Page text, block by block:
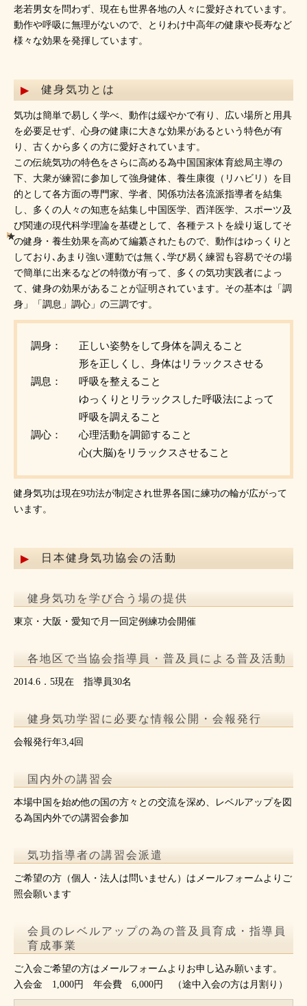
老若男女を問わず、現在も世界各地の人々に愛好されています。
動作や呼吸に無理がないので、とりわけ中高年の健康や長寿など
様々な効果を発揮しています。
健身気功とは
気功は簡単で易しく学べ、動作は緩やかで有り、広い場所と用具
を必要足せず、心身の健康に大きな効果があるという特色が有
り、古くから多くの方に愛好されています。
この伝統気功の特色をさらに高める為中国国家体育総局主導の
下、大衆が練習に参加して強身健体、養生康復（リハビリ）を目
的として各方面の専門家、学者、関係功法各流派指導者を結集
し、多くの人々の知恵を結集し中国医学、西洋医学、スポーツ及
び関連の現代科学理論を基礎として、各種テストを繰り返してそ
の健身・養生効果を高めて編纂されたもので、動作はゆっくりと
しており､あまり強い運動では無く､学び易く練習も容易でその場
で簡単に出来るなどの特徴が有って、多くの気功実践者によっ
て、健身の効果があることが証明されています。その基本は「調
身」「調息」調心」の三調です。
調身：
正しい姿勢をして身体を調えること
形を正しくし、身体はリラックスさせる
調息：
呼吸を整えること
ゆっくりとリラックスした呼吸法によって
呼吸を調えること
調心：
心理活動を調節すること
心(大脳)をリラックスさせること
健身気功は現在9功法が制定され世界各国に練功の輪が広がって
います。
日本健身気功協会の活動
健身気功を学び合う場の提供
東京・大阪・愛知で月一回定例練功会開催
各地区で当協会指導員・普及員による普及活動
2014.6．5現在 指導員30名
健身気功学習に必要な情報公開・会報発行
会報発行年3,4回
国内外の講習会
本場中国を始め他の国の方々との交流を深め、レベルアップを図
る為国内外での講習会参加
気功指導者の講習会派遣
ご希望の方（個人・法人は問いません）はメールフォームよりご
照会願います
会員のレベルアップの為の普及員育成・指導員
育成事業
ご入会ご希望の方はメールフォームよりお申し込み願います。
入会金 1,000円 年会費 6,000円 （途中入会の方は月割り）